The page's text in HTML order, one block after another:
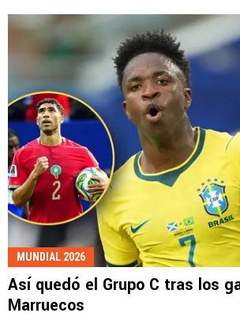
MUNDIAL 2026
Así quedó el Grupo C tras los
Marruecos